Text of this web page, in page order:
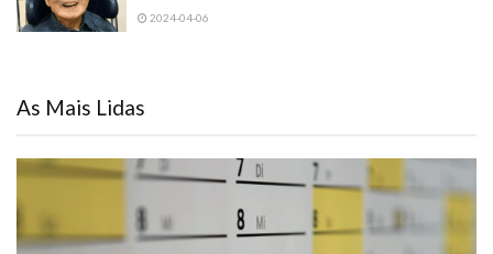
2024-04-06
As Mais Lidas